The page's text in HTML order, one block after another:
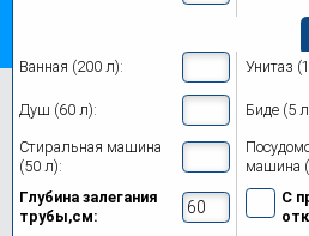
Ванная (200 л): Унитаз
Душ (60 л): Биде (5
Стиральная машина
(50 л):
машина
Глубина залегания
трубы,см:
С
Септик Топас-С 5
Модификации
Цены на монтаж